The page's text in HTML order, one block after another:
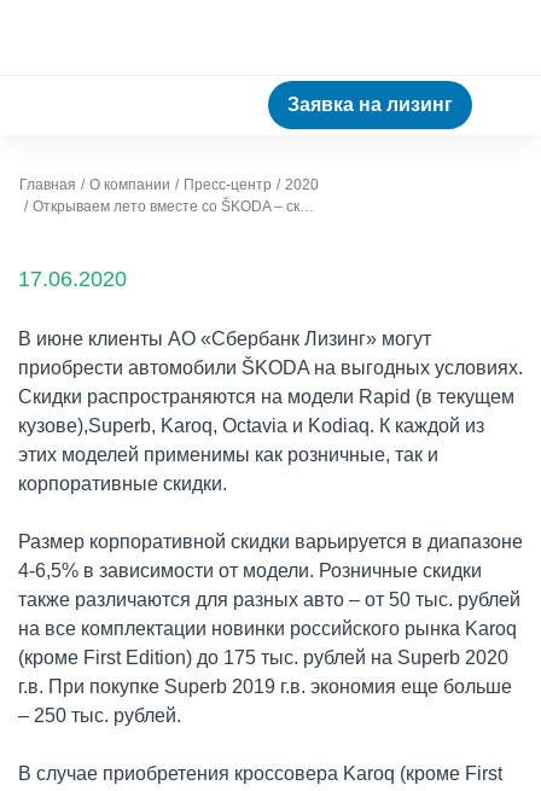
Заявка на лизинг
Главная О компании Пресс-центр
2020
Открываем лето вместе со ŠKODA – скидки на самые популярные модели
17.06.2020
В июне клиенты АО «Сбербанк Лизинг» могут
приобрести автомобили ŠKODA на выгодных условиях.
Скидки распространяются на модели Rapid (в текущем
кузове),Superb, Karoq, Octavia и Kodiaq. К каждой из
этих моделей применимы как розничные, так и
корпоративные скидки.
Размер корпоративной скидки варьируется в диапазоне
4-6,5% в зависимости от модели. Розничные скидки
также различаются для разных авто – от 50 тыс. рублей
на все комплектации новинки российского рынка Karoq
(кроме First Edition) до 175 тыс. рублей на Superb 2020
г.в. При покупке Superb 2019 г.в. экономия еще больше
– 250 тыс. рублей.
В случае приобретения кроссовера Karoq (кроме First